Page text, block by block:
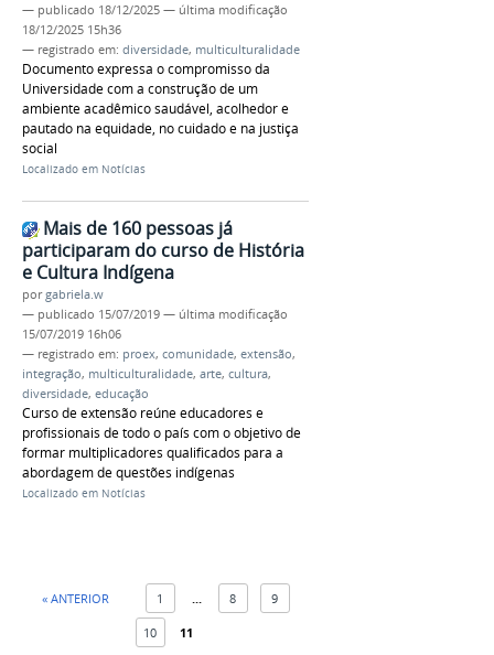
— publicado 18/12/2025 — última modificação
18/12/2025 15h36
— registrado em: diversidade, multiculturalidade
Documento expressa o compromisso da
Universidade com a construção de um
ambiente acadêmico saudável, acolhedor e
pautado na equidade, no cuidado e na justiça
social
Localizado em Notícias
Mais de 160 pessoas já
participaram do curso de História
e Cultura Indígena
porgabriela.w
— publicado 15/07/2019 — última modificação
15/07/2019 16h06
— registrado em: proex, comunidade, extensão,
integração, multiculturalidade, arte, cultura,
diversidade, educação
Curso de extensão reúne educadores e
profissionais de todo o país com o objetivo de
formar multiplicadores qualificados para a
abordagem de questões indígenas
Localizado em Notícias
« ANTERIOR 1 8 9
10 11